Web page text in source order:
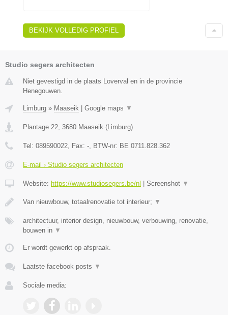
BEKIJK VOLLEDIG PROFIEL
Studio segers architecten
Niet gevestigd in de plaats Loverval en in de provincie
Henegouwen.
Limburg » Maaseik | Google maps ▼
Plantage 22 3680 Maaseik (Limburg)
Tel: 089590022 , Fax: - , BTW-nr: BE 0711.828.362
E-mail › Studio segers architecten
Website: https://www.studiosegers.be/nl | Screenshot ▼
Van nieuwbouw, totaalrenovatie tot interieur; ▼
architectuur, interior design, nieuwbouw, verbouwing, renovatie,
bouwen in ▼
Er wordt gewerkt op afspraak.
Laatste facebook posts ▼
Sociale media: